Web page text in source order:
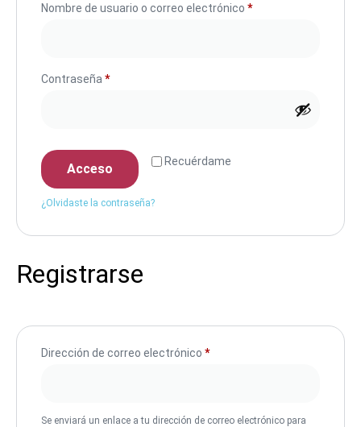
Nombre de usuario o correo electrónico *
Contraseña *
Recuérdame
Acceso
¿Olvidaste la contraseña?
Registrarse
Dirección de correo electrónico *
Se enviará un enlace a tu dirección de correo electrónico para